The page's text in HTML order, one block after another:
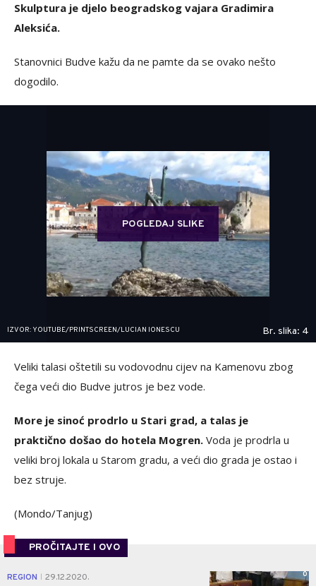
Skulptura je djelo beogradskog vajara Gradimira
Aleksića.
Stanovnici Budve kažu da ne pamte da se ovako nešto
dogodilo.
POGLEDAJ SLIKE
IZVOR: YOUTUBE/PRINTSCREEN/LUCIAN IONESCU Br. slika: 4
Veliki talasi oštetili su vodovodnu cijev na Kamenovu zbog
čega veći dio Budve jutros je bez vode.
More je sinoć prodrlo u Stari grad, a talas je
praktično došao do hotela Mogren. Voda je prodrla u
veliki broj lokala u Starom gradu, a veći dio grada je ostao i
bez struje.
(Mondo/Tanjug)
PROČITAJTE I OVO
REGION 29.12.2020. 0